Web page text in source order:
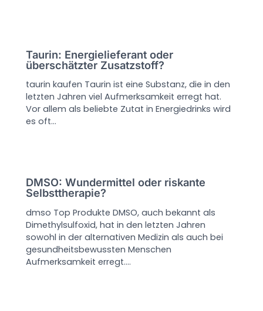
Taurin: Energielieferant oder
überschätzter Zusatzstoff?
taurin kaufen Taurin ist eine Substanz, die in den
letzten Jahren viel Aufmerksamkeit erregt hat.
Vor allem als beliebte Zutat in Energiedrinks wird
es oft…
DMSO: Wundermittel oder riskante
Selbsttherapie?
dmso Top Produkte DMSO, auch bekannt als
Dimethylsulfoxid, hat in den letzten Jahren
sowohl in der alternativen Medizin als auch bei
gesundheitsbewussten Menschen
Aufmerksamkeit erregt.…